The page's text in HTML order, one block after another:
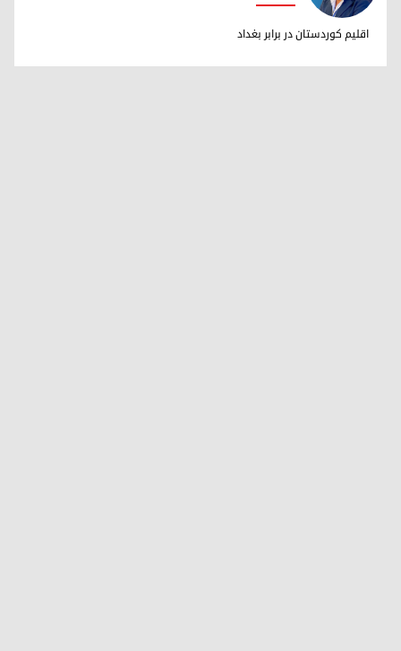
دکتر ابراهیم خالد
اقلیم کوردستان در برابر بغداد